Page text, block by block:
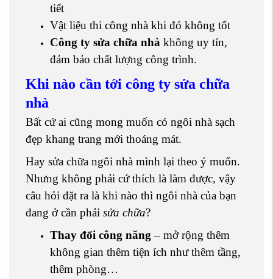
tiết
Vật liệu thi công nhà khi đó không tốt
Công ty sửa chữa nhà không uy tín,
đảm bảo chất lượng công trình.
Khi nào cần tới công ty sửa chữa
nhà
Bất cứ ai cũng mong muốn có ngôi nhà sạch
đẹp khang trang mới thoáng mát.
Hay sửa chữa ngôi nhà mình lại theo ý muốn.
Nhưng không phải cứ thích là làm được, vậy
câu hỏi đặt ra là khi nào thì ngôi nhà của bạn
đang ở cần phải sửa chữa?
Thay đổi công năng– mở rộng thêm
không gian thêm tiện ích như thêm tầng,
thêm phòng…